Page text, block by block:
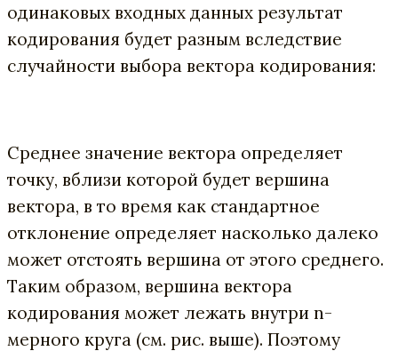
одинаковых входных данных результат
кодирования будет разным вследствие
случайности выбора вектора кодирования:
Среднее значение вектора определяет
точку, вблизи которой будет вершина
вектора, в то время как стандартное
отклонение определяет насколько далеко
может отстоять вершина от этого среднего.
Таким образом, вершина вектора
кодирования может лежать внутри n-
мерного круга (см. рис. выше). Поэтому